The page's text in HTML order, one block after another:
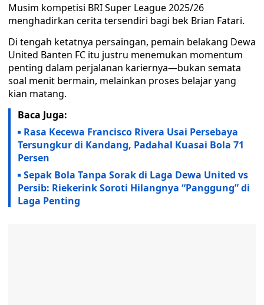
Musim kompetisi BRI Super League 2025/26
menghadirkan cerita tersendiri bagi bek Brian Fatari.
Di tengah ketatnya persaingan, pemain belakang Dewa
United Banten FC itu justru menemukan momentum
penting dalam perjalanan kariernya—bukan semata
soal menit bermain, melainkan proses belajar yang
kian matang.
Baca Juga:
Rasa Kecewa Francisco Rivera Usai Persebaya
Tersungkur di Kandang, Padahal Kuasai Bola 71
Persen
Sepak Bola Tanpa Sorak di Laga Dewa United vs
Persib: Riekerink Soroti Hilangnya “Panggung” di
Laga Penting